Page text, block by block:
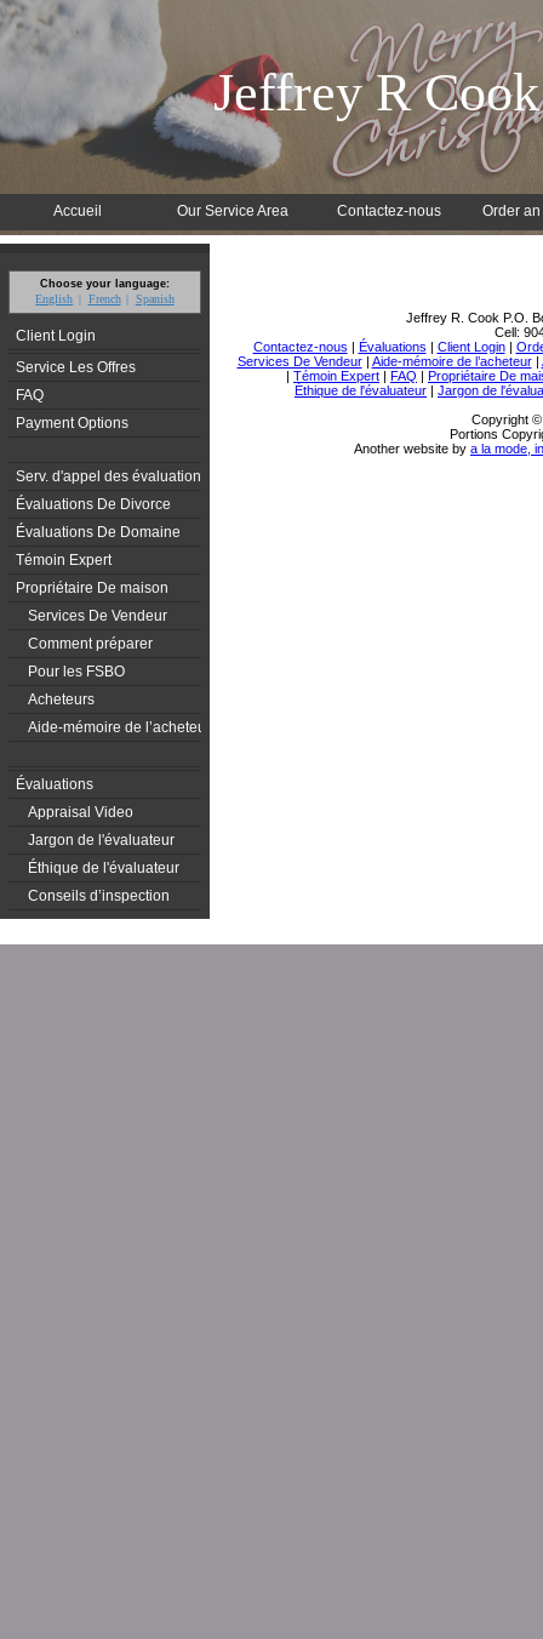
Jeffrey R Cook
Accueil Our Service Area Contactez-nous Order
Choose your language:
English French Spanish
Client Login
Service Les Offres
FAQ
Payment Options
Serv. d'appel des évaluations
Évaluations De Divorce
Évaluations De Domaine
Témoin Expert
Propriétaire De maison
Services De Vendeur
Comment préparer
Pour les FSBO
Acheteurs
Aide-mémoire de l’acheteur
Évaluations
Appraisal Video
Jargon de l'évaluateur
Éthique de l'évaluateur
Conseils d’inspection
Jeffrey R. Cook P.O.
Cell:
Contactez-nous | Évaluations | Client Login|
Services De Vendeur| Aide-mémoire de l’acheteur|
| Témoin Expert | FAQ | Propriétaire De
Éthique de l'évaluateur | Jargon de
Copyright
Portions
Another website by a la mode,